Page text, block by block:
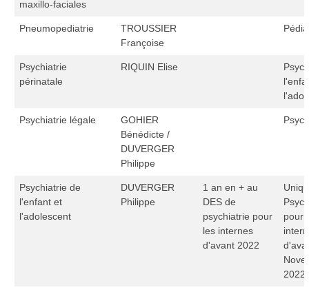
maxillo-faciales
Pneumopediatrie
TROUSSIER
Françoise
Psychiatrie
périnatale
RIQUIN Elise
Psychiatrie légale
GOHIER
Bénédicte /
DUVERGER
Philippe
Psychiatrie de
l'enfant et
l'adolescent
DUVERGER
Philippe
1 an en + au
DES de
psychiatrie pour
les internes
d'avant 2022
pour
2022